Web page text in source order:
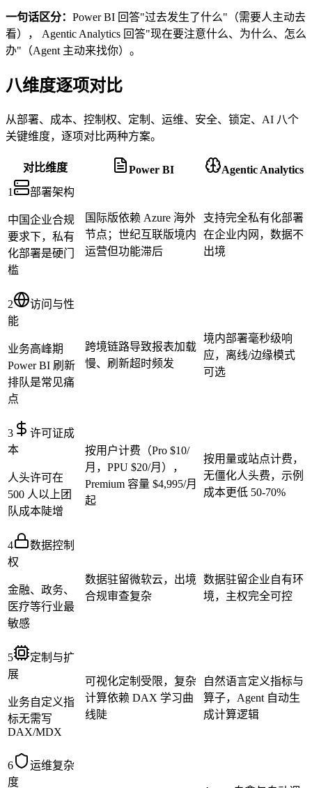
一句话区分： Power BI 回答"过去发生了什么"（需要人主动去
看）， Agentic Analytics 回答"现在要注意什么、为什么、怎么
办"（Agent 主动来找你）。
八维度逐项对比
从部署、成本、控制权、定制、运维、安全、锁定、AI 八个
关键维度，逐项对比两种方案。
对比维度 Power BI
Agentic Analytics
1
部署架构
中国企业合规
要求下，私有
化部署是硬门
槛
国际版依赖 Azure 海外
节点；世纪互联版境内
运营但功能滞后
支持完全私有化部署
在企业内网，数据不
出境
2
访问与性
能
业务高峰期
Power BI 刷新
排队是常见痛
点
跨境链路导致报表加载
慢、刷新超时频发
境内部署毫秒级响
应，离线/边缘模式
可选
3
许可证成
本
人头许可在
500 人以上团
队成本陡增
按用户计费（Pro $10/
月，PPU $20/月），
Premium 容量 $4,995/月
起
按用量或站点计费，
无僵化人头费，示例
成本更低 50-70%
4
数据控制
权
金融、政务、
医疗等行业最
敏感
数据驻留微软云，出境
合规审查复杂
数据驻留企业自有环
境，主权完全可控
5
定制与扩
展
业务自定义指
标无需写
DAX/MDX
可视化定制受限，复杂
计算依赖 DAX 学习曲
线陡
自然语言定义指标与
算子，Agent 自动生
成计算逻辑
6
运维复杂
度